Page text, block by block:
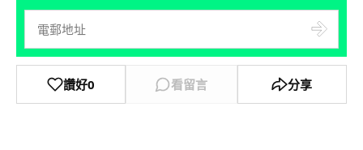
讚好0 看留言 分享